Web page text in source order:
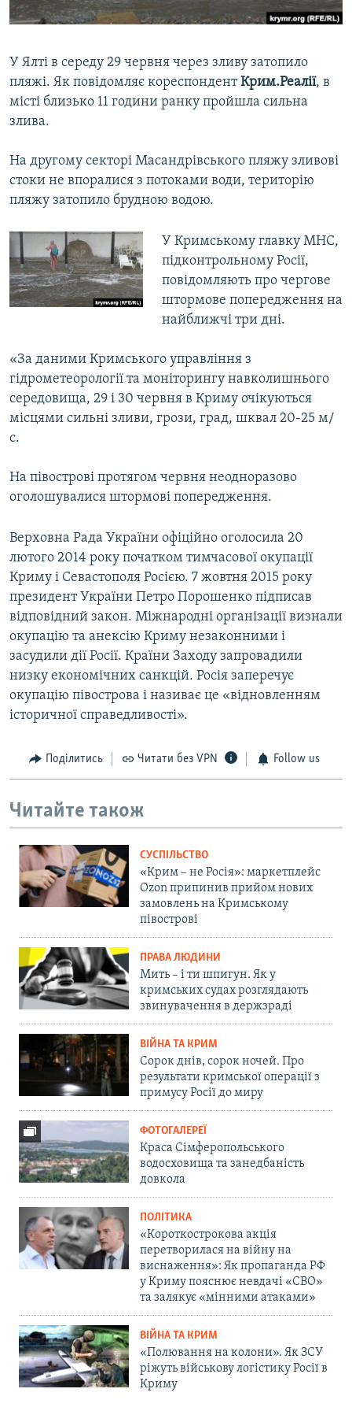
ВІДЕОУРОКИ «ELIFBE»
УКРАЇНСЬКА ПРОБЛЕМА КРИМУ
ІНФОГРАФІКА
Русский
Qırımtatar
ДОЛУЧАЙСЯ!
Усі сайти RFE/RL
У Ялті в середу 29 червня через зливу затопило
пляжі. Як повідомляє кореспондентКрим.Реалії, в
місті близько 11 години ранку пройшла сильна
злива.
На другому секторі Масандрівського пляжу зливові
стоки не впоралися з потоками води, територію
пляжу затопило брудною водою.
У Кримському главку МНС,
підконтрольному Росії,
повідомляють про чергове
штормове попередження на
найближчі три дні.
«За даними Кримського управління з
гідрометеорології та моніторингу навколишнього
середовища, 29 і 30 червня в Криму очікуються
місцями сильні зливи, грози, град, шквал 20-25 м/
с.
На півострові протягом червня неодноразово
оголошувалися штормові попередження.
Верховна Рада України офіційно оголосила 20
лютого 2014 року початком тимчасової окупації
Криму і Севастополя Росією. 7 жовтня 2015 року
президент України Петро Порошенко підписав
відповідний закон. Міжнародні організації визнали
окупацію та анексію Криму незаконними і
засудили дії Росії. Країни Заходу запровадили
низку економічних санкцій. Росія заперечує
окупацію півострова і називає це «відновленням
історичної справедливості».
Поділитись Читати без VPN Follow us
Читайте також
СУСПІЛЬСТВО
«Крим – не Росія»: маркетплейс
Ozon припинив прийом нових
замовлень на Кримському
півострові
ПРАВА ЛЮДИНИ
Мить – і ти шпигун. Як у
кримських судах розглядають
звинувачення в держзраді
ВІЙНА ТА КРИМ
Сорок днів, сорок ночей. Про
результати кримської операції з
примусу Росії до миру
ФОТОГАЛЕРЕЇ
Краса Сімферопольського
водосховища та занедбаність
довкола
ПОЛІТИКА
«Короткострокова акція
перетворилася на війну на
виснаження»: Як пропаганда РФ
у Криму пояснює невдачі «СВО»
та залякує «мінними атаками»
ВІЙНА ТА КРИМ
«Полювання на колони». Як ЗСУ
ріжуть військову логістику Росії в
Криму